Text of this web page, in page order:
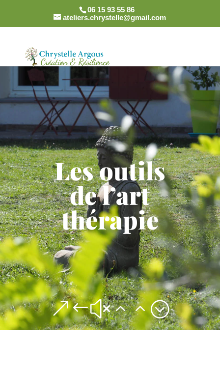
06 15 93 55 86
ateliers.chrystelle@gmail.com
Les outils
de l’art
thérapie
&#x22;